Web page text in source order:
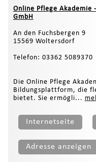
Online Pflege Akademie
GmbH
An den Fuchsbergen 9
15569 Woltersdorf
Telefon: 03362 5089370
Die Online Pflege
Bildungsplattform, die
bietet. Sie ermögli...
Internetseite
Adresse anzeigen